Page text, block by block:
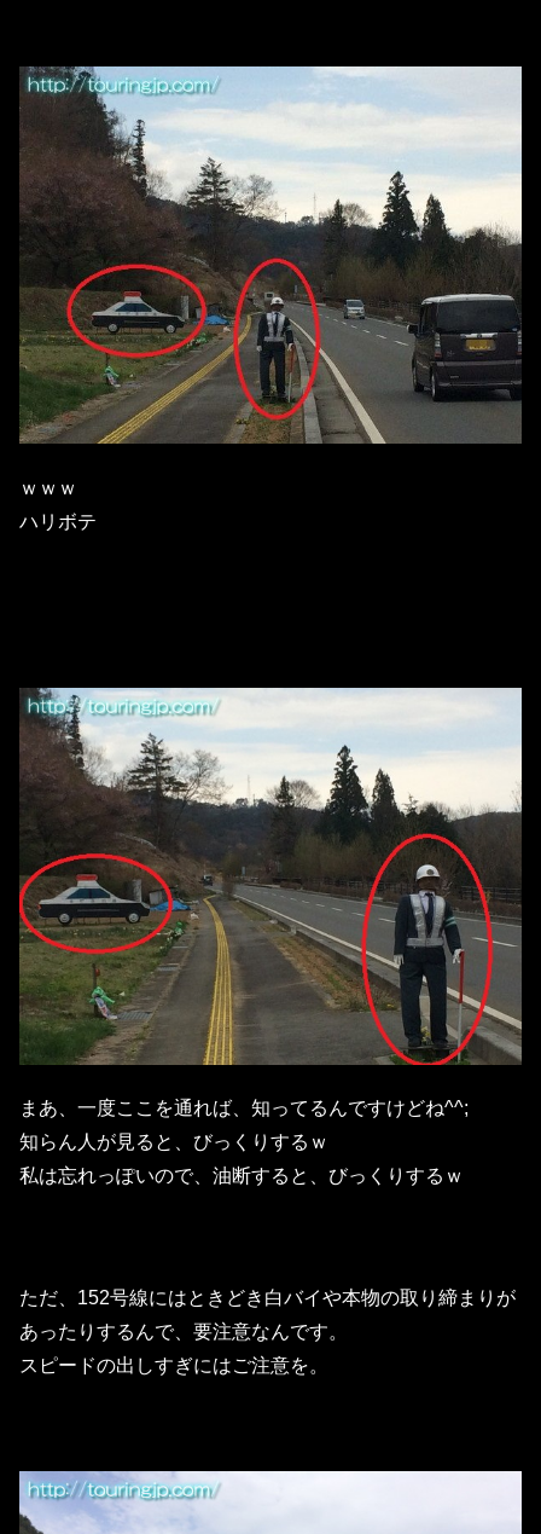
ｗｗｗ
ハリボテ
まあ、一度ここを通れば、知ってるんですけどね^^;
知らん人が見ると、びっくりするｗ
私は忘れっぽいので、油断すると、びっくりするｗ
ただ、152号線にはときどき白バイや本物の取り締まりが
あったりするんで、要注意なんです。
スピードの出しすぎにはご注意を。